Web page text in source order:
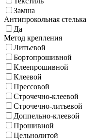
Замша
Антипрокольная стелька
Да
Метод крепления
Литьевой
Бортопрошивной
Клеепрошивной
Клеевой
Прессовой
Строчечно-клеевой
Строчечно-литьевой
Доппельно-клеевой
Прошивной
Цельнолитой